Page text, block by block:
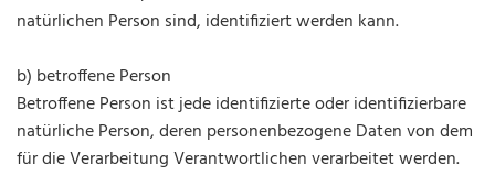
natürlichen Person sind, identifiziert werden kann.
b) betroffene Person
Betroffene Person ist jede identifizierte oder identifizierbare
natürliche Person, deren personenbezogene Daten von dem
für die Verarbeitung Verantwortlichen verarbeitet werden.